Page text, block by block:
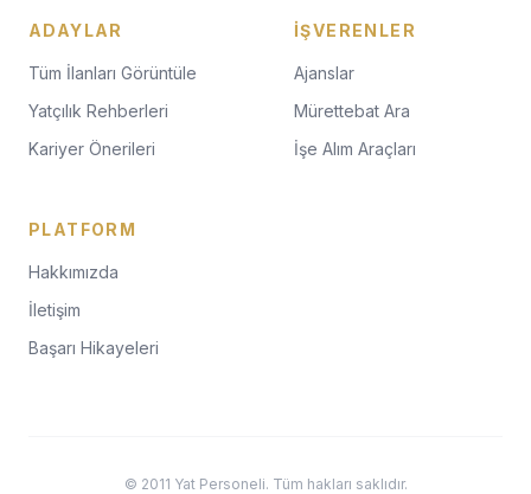
ADAYLAR
Tüm İlanları Görüntüle
Yatçılık Rehberleri
Kariyer Önerileri
İŞVERENLER
Ajanslar
Mürettebat Ara
İşe Alım Araçları
PLATFORM
Hakkımızda
İletişim
Başarı Hikayeleri
© 2011 Yat Personeli. Tüm hakları saklıdır.